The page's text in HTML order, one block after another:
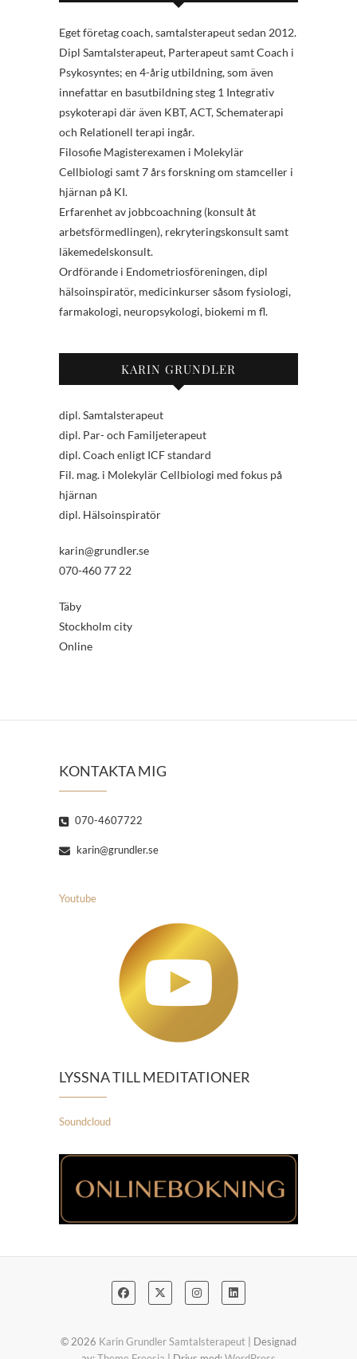
Eget företag coach, samtalsterapeut sedan 2012.
Dipl Samtalsterapeut, Parterapeut samt Coach i
Psykosyntes; en 4-årig utbildning, som även
innefattar en basutbildning steg 1 Integrativ
psykoterapi där även KBT, ACT, Schematerapi
och Relationell terapi ingår.
Filosofie Magisterexamen i Molekylär
Cellbiologi samt 7 års forskning om stamceller i
hjärnan på KI.
Erfarenhet av jobbcoachning (konsult åt
arbetsförmedlingen), rekryteringskonsult samt
läkemedelskonsult.
Ordförande i Endometriosföreningen, dipl
hälsoinspiratör, medicinkurser såsom fysiologi,
farmakologi, neuropsykologi, biokemi m fl.
KARIN GRUNDLER
dipl. Samtalsterapeut
dipl. Par- och Familjeterapeut
dipl. Coach enligt ICF standard
Fil. mag. i Molekylär Cellbiologi med fokus på
hjärnan
dipl. Hälsoinspiratör
karin@grundler.se
070-460 77 22
Täby
Stockholm city
Online
KONTAKTA MIG
070-4607722
karin@grundler.se
Youtube
LYSSNA TILL MEDITATIONER
Soundcloud
© 2026 Karin Grundler Samtalsterapeut | Designad